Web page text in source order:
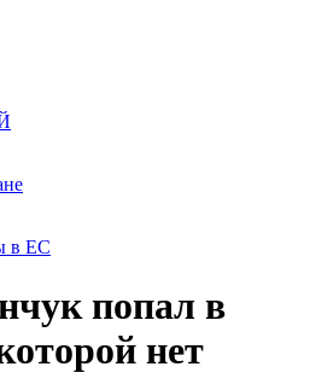
в ЕС
попал в
нет